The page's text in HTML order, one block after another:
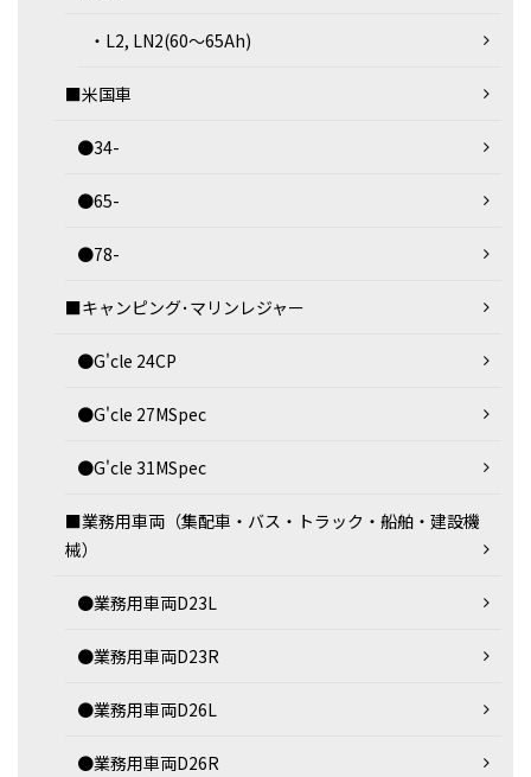
・L2, LN2(60～65Ah)
■米国車
●34-
●65-
●78-
■キャンピング･マリンレジャー
●G'cle 24CP
●G'cle 27MSpec
●G'cle 31MSpec
■業務用車両（集配車・バス・トラック・船舶・建設機
械）
●業務用車両D23L
●業務用車両D23R
●業務用車両D26L
●業務用車両D26R